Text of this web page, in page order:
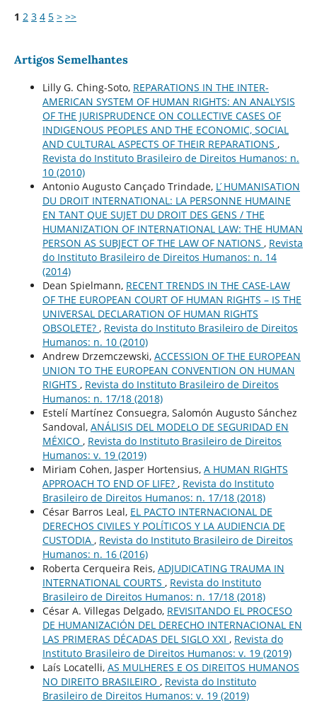
1 2 3 4 5 > >>
Artigos Semelhantes
Lilly G. Ching-Soto, REPARATIONS IN THE INTER-
AMERICAN SYSTEM OF HUMAN RIGHTS: AN ANALYSIS
OF THE JURISPRUDENCE ON COLLECTIVE CASES OF
INDIGENOUS PEOPLES AND THE ECONOMIC, SOCIAL
AND CULTURAL ASPECTS OF THEIR REPARATIONS ,
Revista do Instituto Brasileiro de Direitos Humanos: n.
10 (2010)
Antonio Augusto Cançado Trindade, L ́HUMANISATION
DU DROIT INTERNATIONAL: LA PERSONNE HUMAINE
EN TANT QUE SUJET DU DROIT DES GENS / THE
HUMANIZATION OF INTERNATIONAL LAW: THE HUMAN
PERSON AS SUBJECT OF THE LAW OF NATIONS , Revista
do Instituto Brasileiro de Direitos Humanos: n. 14
(2014)
Dean Spielmann, RECENT TRENDS IN THE CASE-LAW
OF THE EUROPEAN COURT OF HUMAN RIGHTS – IS THE
UNIVERSAL DECLARATION OF HUMAN RIGHTS
OBSOLETE? , Revista do Instituto Brasileiro de Direitos
Humanos: n. 10 (2010)
Andrew Drzemczewski, ACCESSION OF THE EUROPEAN
UNION TO THE EUROPEAN CONVENTION ON HUMAN
RIGHTS , Revista do Instituto Brasileiro de Direitos
Humanos: n. 17/18 (2018)
Estelí Martínez Consuegra, Salomón Augusto Sánchez
Sandoval, ANÁLISIS DEL MODELO DE SEGURIDAD EN
MÉXICO , Revista do Instituto Brasileiro de Direitos
Humanos: v. 19 (2019)
Miriam Cohen, Jasper Hortensius, A HUMAN RIGHTS
APPROACH TO END OF LIFE? , Revista do Instituto
Brasileiro de Direitos Humanos: n. 17/18 (2018)
César Barros Leal, EL PACTO INTERNACIONAL DE
DERECHOS CIVILES Y POLÍTICOS Y LA AUDIENCIA DE
CUSTODIA , Revista do Instituto Brasileiro de Direitos
Humanos: n. 16 (2016)
Roberta Cerqueira Reis, ADJUDICATING TRAUMA IN
INTERNATIONAL COURTS , Revista do Instituto
Brasileiro de Direitos Humanos: n. 17/18 (2018)
César A. Villegas Delgado, REVISITANDO EL PROCESO
DE HUMANIZACIÓN DEL DERECHO INTERNACIONAL EN
LAS PRIMERAS DÉCADAS DEL SIGLO XXI , Revista do
Instituto Brasileiro de Direitos Humanos: v. 19 (2019)
Laís Locatelli, AS MULHERES E OS DIREITOS HUMANOS
NO DIREITO BRASILEIRO , Revista do Instituto
Brasileiro de Direitos Humanos: v. 19 (2019)